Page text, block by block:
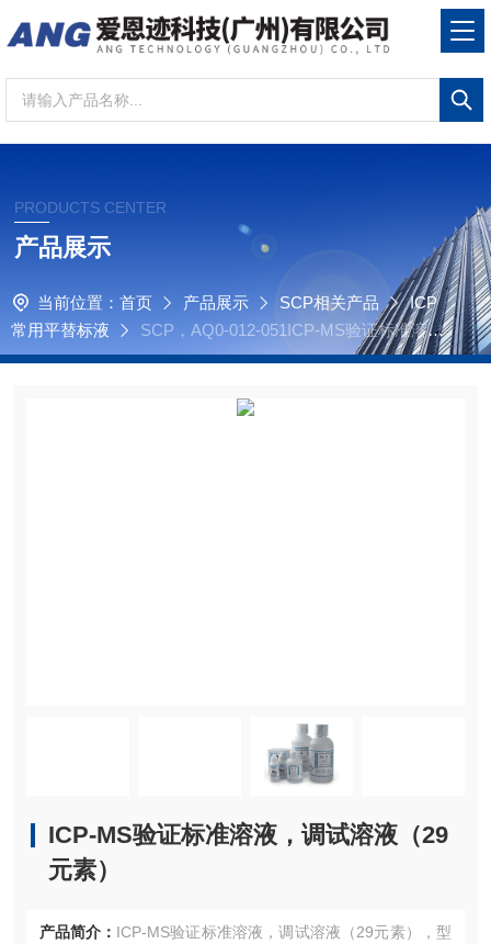
PRODUCTS CENTER
产品展示
当前位置： 首页 产品展示 SCP相关产品
ICP
常用平替标液
SCP，AQ0-012-051ICP-MS验证标准溶
液，调试溶液（29元素）
ICP-MS验证标准溶液，调试溶液（29
元素）
产品简介： ICP-MS验证标准溶液，调试溶液（29元素），型